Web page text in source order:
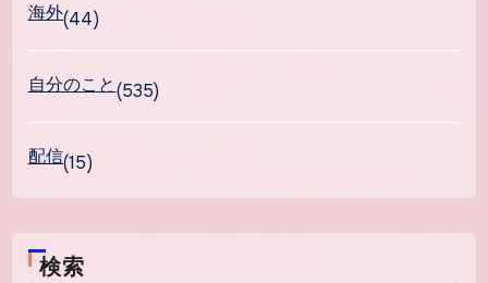
海外(44)
自分のこと(535)
配信(15)
検索